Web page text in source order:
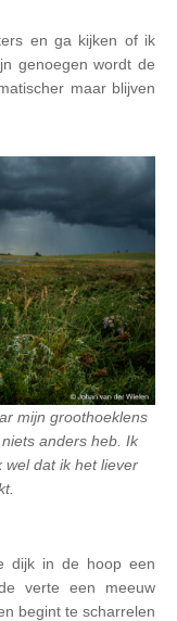
en ga kijken of ik
genoegen wordt de
maar blijven
mijn groothoeklens
anders heb. Ik
dat ik het liever
dijk in de hoop een
verte een meeuw
begint te scharrelen